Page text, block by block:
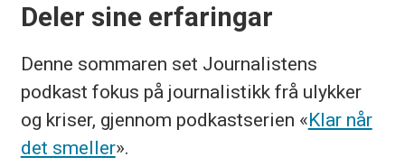
Deler sine erfaringar
Denne sommaren set Journalistens
podkast fokus på journalistikk frå ulykker
og kriser, gjennom podkastserien «Klar når
det smeller».